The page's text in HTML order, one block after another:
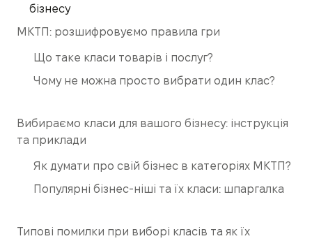
бізнесу
МКТП: розшифровуємо правила гри
Що таке класи товарів і послуг?
Чому не можна просто вибрати один клас?
Вибираємо класи для вашого бізнесу: інструкція
та приклади
Як думати про свій бізнес в категоріях МКТП?
Популярні бізнес-ніші та їх класи: шпаргалка
Типові помилки при виборі класів та як їх